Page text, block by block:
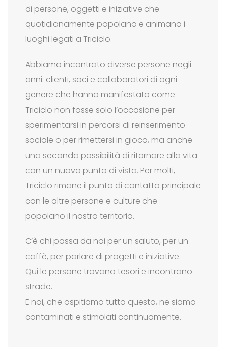
di persone, oggetti e iniziative che
quotidianamente popolano e animano i
luoghi legati a Triciclo.
Abbiamo incontrato diverse persone negli
anni: clienti, soci e collaboratori di ogni
genere che hanno manifestato come
Triciclo non fosse solo l’occasione per
sperimentarsi in percorsi di reinserimento
sociale o per rimettersi in gioco, ma anche
una seconda possibilità di ritornare alla vita
con un nuovo punto di vista. Per molti,
Triciclo rimane il punto di contatto principale
con le altre persone e culture che
popolano il nostro territorio.
C’è chi passa da noi per un saluto, per un
caffè, per parlare di progetti e iniziative.
Qui le persone trovano tesori e incontrano
strade.
E noi, che ospitiamo tutto questo, ne siamo
contaminati e stimolati continuamente.